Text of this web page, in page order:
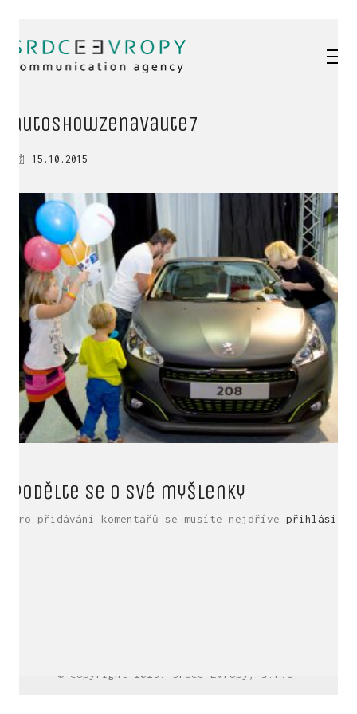
autoshowZenavaute7
15.10.2015
Podělte se o své myšlenky
Pro přidávání komentářů se musíte nejdříve přihlásit
© Copyright 2025. Srdce Evropy, s.r.o.